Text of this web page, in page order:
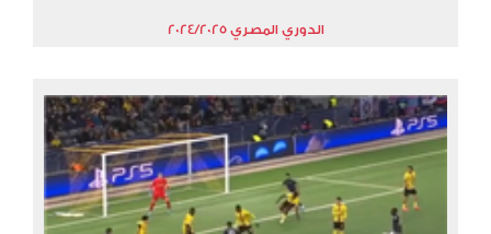
الدوري المصري 2024/2025